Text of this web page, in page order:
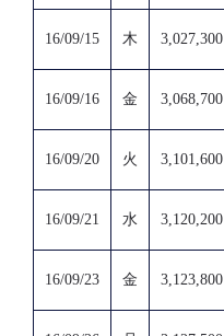
16/09/15 木 3,027,300
16/09/16 金 3,068,700
16/09/20 火 3,101,600
16/09/21 水 3,120,200
16/09/23 金 3,123,800